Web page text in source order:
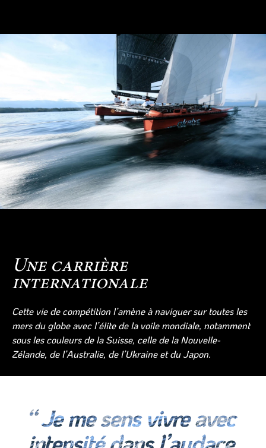
Cette vie de compétition l’amène à naviguer sur toutes les
mers du globe avec l’élite de la voile mondiale, notamment
sous les couleurs de la Suisse, celle de la Nouvelle-
Zélande, de l’Australie, de l’Ukraine et du Japon.
Une carrière
internationale
“ Je me sens vivre avec